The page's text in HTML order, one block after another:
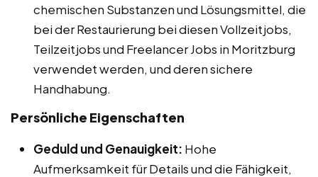
chemischen Substanzen und Lösungsmittel, die
bei der Restaurierung bei diesen Vollzeitjobs,
Teilzeitjobs und Freelancer Jobs in Moritzburg
verwendet werden, und deren sichere
Handhabung.
Persönliche Eigenschaften
Geduld und Genauigkeit: Hohe
Aufmerksamkeit für Details und die Fähigkeit,